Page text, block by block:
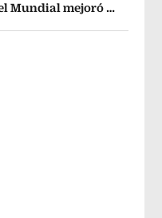
Mundial mejoró la
MéxicoOpens in new